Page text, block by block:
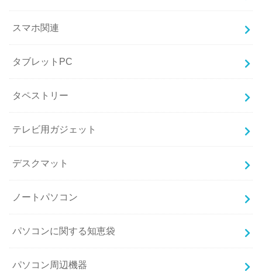
スマホ関連
タブレットPC
タペストリー
テレビ用ガジェット
デスクマット
ノートパソコン
パソコンに関する知恵袋
パソコン周辺機器